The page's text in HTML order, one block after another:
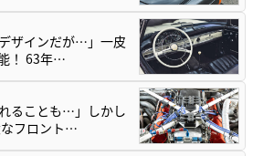
ザインだが…」一皮
！ 63年…
ることも…」しかし
フロント…